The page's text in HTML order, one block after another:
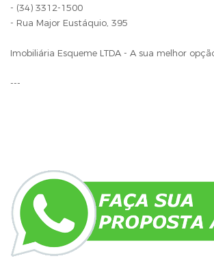
- (34) 3312-1500
- Rua Major Eustáquio, 395
Imobiliária Esqueme LTDA - A sua melhor
---